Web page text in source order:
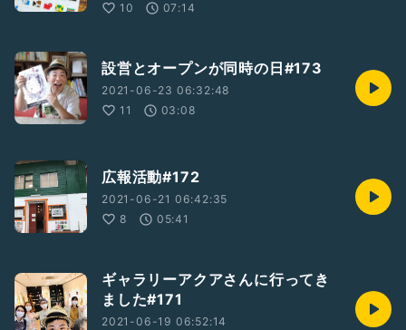
10
07:14
設営とオープンが同時の日#173
2021-06-23 06:32:48
11
03:08
広報活動#172
2021-06-21 06:42:35
8
05:41
ギャラリーアクアさんに行ってき
ました#171
2021-06-19 06:52:14